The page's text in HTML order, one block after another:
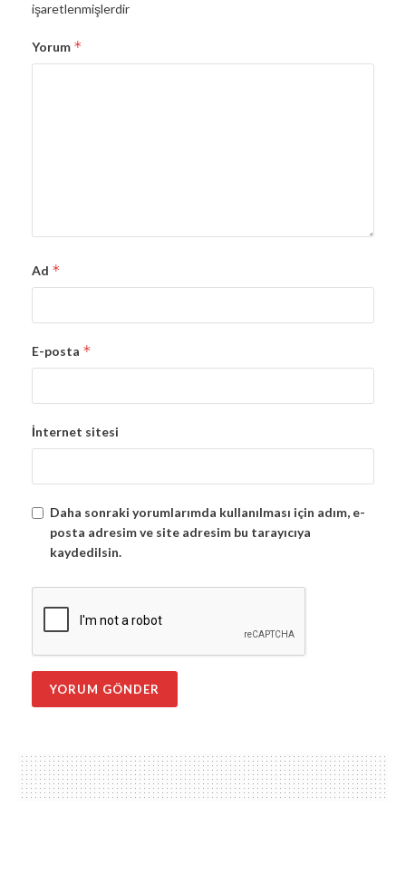
işaretlenmişlerdir
Yorum *
Ad *
E-posta *
İnternet sitesi
Daha sonraki yorumlarımda kullanılması için adım, e-
posta adresim ve site adresim bu tarayıcıya
kaydedilsin.